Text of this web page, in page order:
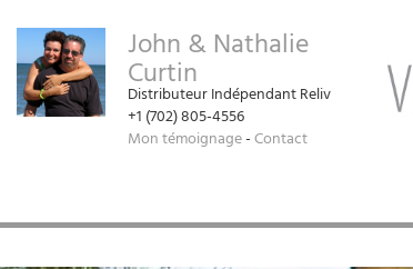
John & Nathalie
Curtin
Distributeur Indépendant Reliv
+1 (702) 805-4556‬
Mon témoignage-Contact